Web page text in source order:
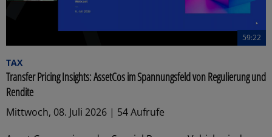
59:22
TAX
Transfer Pricing Insights: AssetCos im Spannungsfeld von Regulierung und
Rendite
Mittwoch, 08. Juli 2026 | 54 Aufrufe